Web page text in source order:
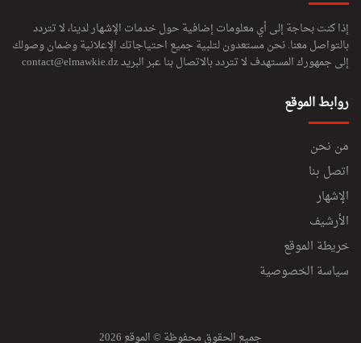
إذا كنت بحاجة إلى أي معلومات إضافية حول خدمات الإشهار لدينا، لا تتردد
بالتواصل معنا. نحن مستعدون لتلبية جميع احتياجاتك الإعلانية وضمان وصولك
إلى جمهورك المستهدف لا تتردد بالاتصال بنا عبر البريدcontact@elmawkie.dz
روابط الموقع
من نحن
اتصل بنا
الإشهار
الأرشيف
خريطة الموقع
سياسة الخصوصية
جميع الحقوق محفوظة © الموقع 2026